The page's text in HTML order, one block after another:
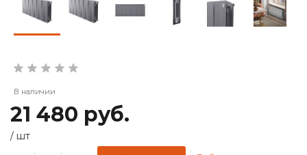
В наличии
21 480 руб.
/ шт